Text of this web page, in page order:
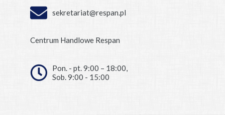
sekretariat@respan.pl
Centrum Handlowe Respan
Pon. - pt. 9:00 – 18:00,
Sob. 9:00 - 15:00